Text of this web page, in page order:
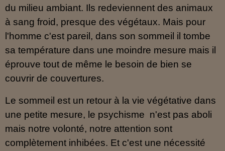
du milieu ambiant. Ils redeviennent des animaux
à sang froid, presque des végétaux. Mais pour
l'homme c'est pareil, dans son sommeil il tombe
sa température dans une moindre mesure mais il
éprouve tout de même le besoin de bien se
couvrir de couvertures.
Le sommeil est un retour à la vie végétative dans
une petite mesure, le psychisme n'est pas aboli
mais notre volonté, notre attention sont
complètement inhibées. Et c'est une nécessité